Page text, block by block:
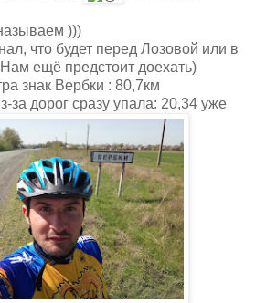
)))
что будет перед Лозовой или в
ещё предстоит доехать)
знак Вербки : 80,7км
за дорог сразу упала: 20,34 уже